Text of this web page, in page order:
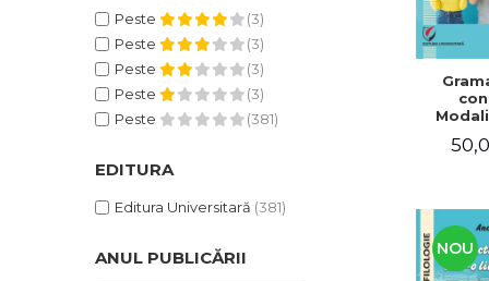
Peste
(3)
Peste
(3)
Peste
(3)
Peste
(3)
Peste
(381)
EDITURA
Editura Universitară (381)
ANUL PUBLICĂRII NOU